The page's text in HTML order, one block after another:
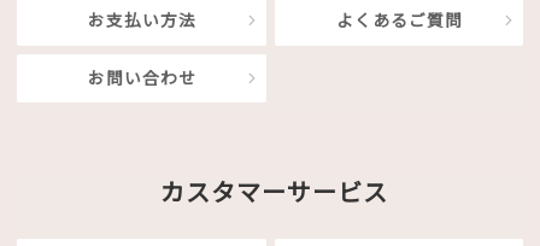
お支払い方法 よくあるご質問
お問い合わせ
カスタマーサービス